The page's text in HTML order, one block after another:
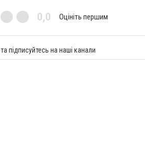
0,0 Оцініть першим
підписуйтесь на наші канали